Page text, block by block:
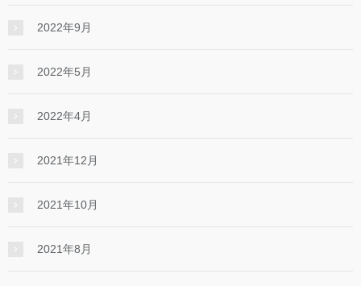
2022年9月
2022年5月
2022年4月
2021年12月
2021年10月
2021年8月